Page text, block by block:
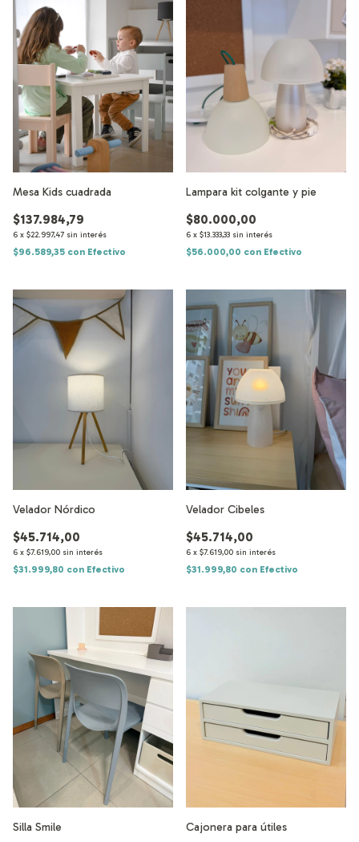
Mesa Kids cuadrada
$137.984,79
6 x $22.997,47 sin interés
$96.589,35 con Efectivo
Lampara kit colgante y pie
$80.000,00
6 x $13.333,33 sin interés
$56.000,00 con Efectivo
Velador Nórdico
$45.714,00
6 x $7.619,00 sin interés
$31.999,80 con Efectivo
Velador Cibeles
$45.714,00
6 x $7.619,00 sin interés
$31.999,80 con Efectivo
Silla Smile Cajonera para útiles